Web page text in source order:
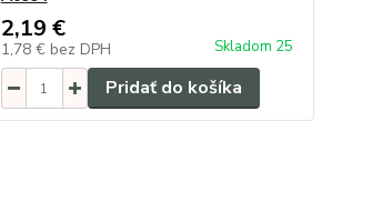
2,19 €
1,78 € bez DPH Skladom 25
Pridať do košíka